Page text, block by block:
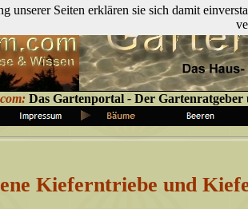
Das Gartenportal - Der Gartenratgeber
Kieferntriebe und
unserer Seiten erklären sie sich damit